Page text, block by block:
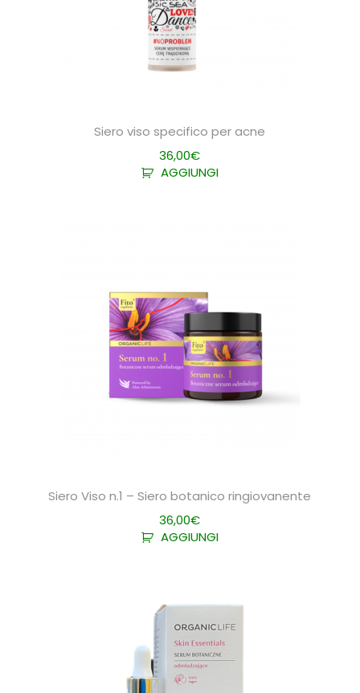
Siero viso specifico per acne
36,00€
AGGIUNGI
Siero Viso n.1 – Siero botanico ringiovanente
36,00€
AGGIUNGI